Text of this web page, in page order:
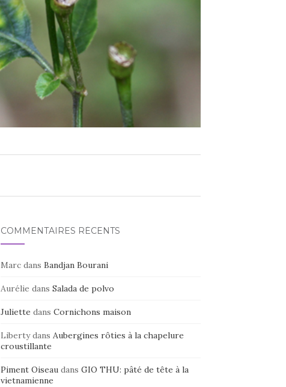
COMMENTAIRES RÉCENTS
Marcdans Bandjan Bourani
Aurélie dans Salada de polvo
Juliette dans Cornichons maison
Libertydans Aubergines rôties à la chapelure
croustillante
Piment Oiseaudans GIO THU: pâté de tête à la
vietnamienne